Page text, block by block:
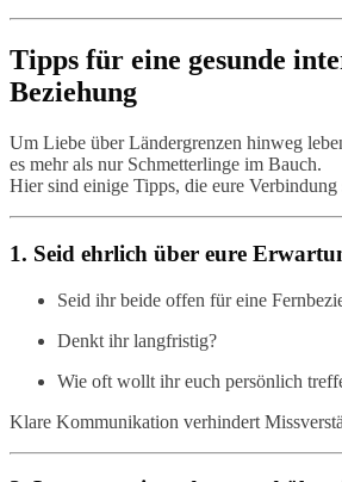
Tipps für eine gesunde
Beziehung
Um Liebe über Ländergrenzen hinweg
es mehr als nur Schmetterlinge im Bauch.
Hier sind einige Tipps, die eure Verbindung
1. Seid ehrlich über eure
Seid ihr beide offen für eine
Denkt ihr langfristig?
Wie oft wollt ihr euch persönlich
Klare Kommunikation verhindert